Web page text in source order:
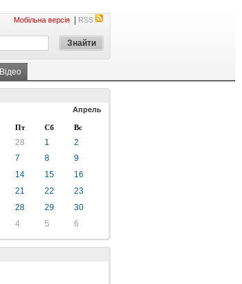
Мобільна версія RSS
Відео
Апрель
Пт Сб Вс
28 1
2
7 8
9
14 15
16
21 22
23
28 29
30
4 5 6